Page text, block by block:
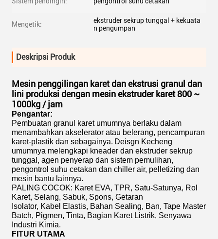
Mengetik:
ekstruder sekrup tunggal + kekuata
n pengumpan
Deskripsi Produk
Mesin penggilingan karet dan ekstrusi granul dan
lini produksi dengan mesin ekstruder karet 800 ~
1000kg / jam
Pengantar:
Pembuatan granul karet umumnya berlaku dalam
menambahkan akselerator atau belerang, pencampuran
karet-plastik dan sebagainya. Deisgn Kecheng
umumnya melengkapi kneader dan ekstruder sekrup
tunggal, agen penyerap dan sistem pemulihan,
pengontrol suhu cetakan dan chiller air, pelletizing dan
mesin bantu lainnya.
PALING COCOK: Karet EVA, TPR, Satu-Satunya, Rol
Karet, Selang, Sabuk, Spons, Getaran
Isolator, Kabel Elastis, Bahan Sealing, Ban, Tape Master
Batch, Pigmen, Tinta, Bagian Karet Listrik, Senyawa
Industri Kimia.
FITUR UTAMA